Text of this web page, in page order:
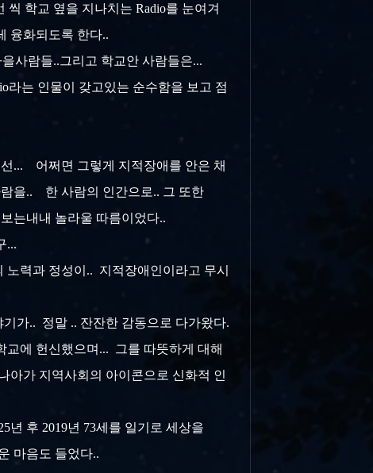
학교 옆을 지나치는 Radio를 눈여겨
융화되도록 한다..
사람들..그리고 학교안 사람들은...
라는 인물이 갖고있는 순수함을 보고 점
... 어쩌면 그렇게 지적장애를 안은 채
람을.. 한 사람의 인간으로.. 그 또한
는내내 놀라울 따름이었다..
...
력과 정성이.. 지적장애인이라고 무시
가.. 정말 .. 잔잔한 감동으로 다가왔다.
에 헌신했으며... 그를 따뜻하게 대해
아가 지역사회의 아이콘으로 신화적 인
후 2019년 73세를 일기로 세상을
마음도 들었다..